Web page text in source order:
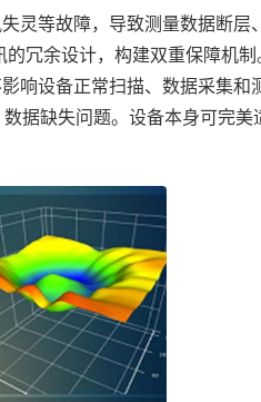
等故障，导致测量数据断层、
冗余设计，构建双重保障机制
响设备正常扫描、数据采集和
据缺失问题。设备本身可完美